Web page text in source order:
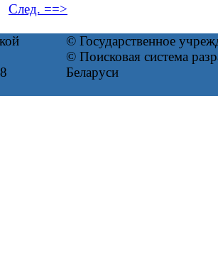
След. ==>
© Государственное
© Поисковая система
Беларуси